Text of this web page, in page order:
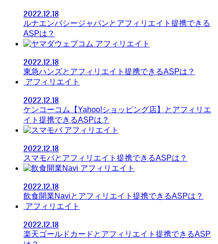
2022.12.18
ルナエンバシージャパンとアフィリエイト提携できる
ASPは？
アフィリエイト
2022.12.18
東急ハンズとアフィリエイト提携できるASPは？
アフィリエイト
2022.12.18
ケンコーコム【Yahoo!ショッピング店】とアフィリエ
イト提携できるASPは？
アフィリエイト
2022.12.18
スマモバとアフィリエイト提携できるASPは？
アフィリエイト
2022.12.18
飲食開業Naviとアフィリエイト提携できるASPは？
アフィリエイト
2022.12.18
楽天ゴールドカードとアフィリエイト提携できるASP